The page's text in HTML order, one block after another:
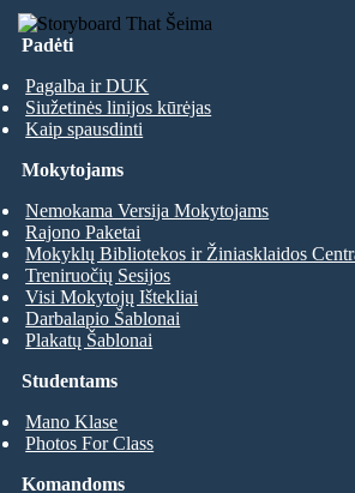
Padėti
Pagalba ir DUK
Siužetinės linijos kūrėjas
Kaip spausdinti
Studentams
Mano Klase
Photos For Class
Mokytojams
Nemokama Versija Mokytojams
Rajono Paketai
Mokyklų Bibliotekos ir Žiniasklaidos
Treniruočių Sesijos
Visi Mokytojų Ištekliai
Darbalapio Šablonai
Plakatų Šablonai
Komandoms